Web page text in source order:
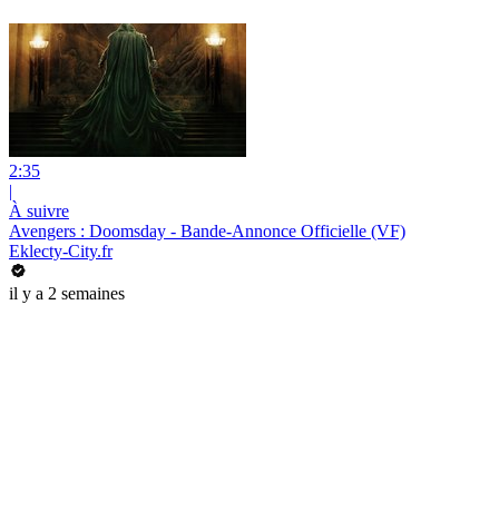
2:35
|
À suivre
Avengers : Doomsday - Bande-Annonce Officielle (VF)
Eklecty-City.fr
il y a 2 semaines